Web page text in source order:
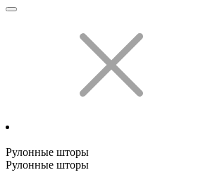
Рулонные шторы
Рулонные шторы